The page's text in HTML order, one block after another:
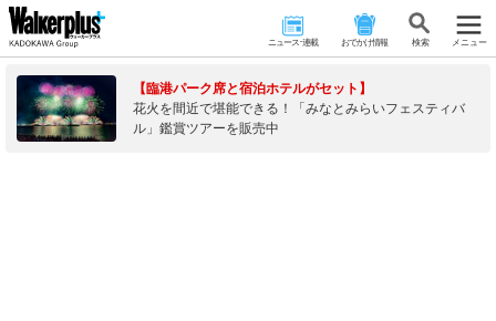
ニュース･連載 おでかけ情報 検 索 メニュー
【臨港パーク席と宿泊ホテルがセット】
花火を間近で堪能できる！「みなとみらいフェスティバ
ル」鑑賞ツアーを販売中